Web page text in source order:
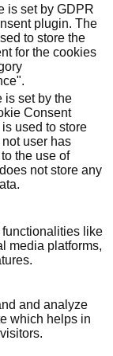
is set by GDPR
plugin. The
to store the
for the cookies
is set by the
Consent
used to store
user has
the use of
not store any
like
media platforms,
and analyze
which helps in